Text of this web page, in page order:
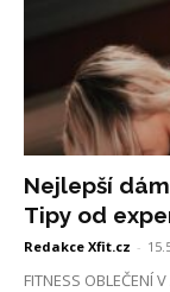
Nejlepší
Tipy od
Redakce Xfit.cz -
FITNESS